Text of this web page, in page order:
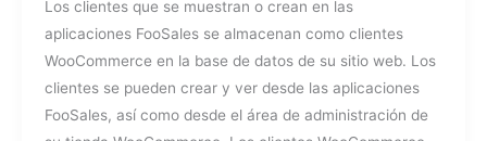
Los clientes que se muestran o crean en las
aplicaciones FooSales se almacenan como clientes
WooCommerce en la base de datos de su sitio web. Los
clientes se pueden crear y ver desde las aplicaciones
FooSales, así como desde el área de administración de